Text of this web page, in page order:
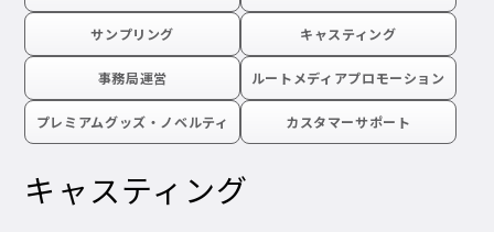
サンプリング キャスティング
事務局運営 ルートメディアプロモーション
プレミアムグッズ・ノベルティ カスタマーサポート
キャスティング